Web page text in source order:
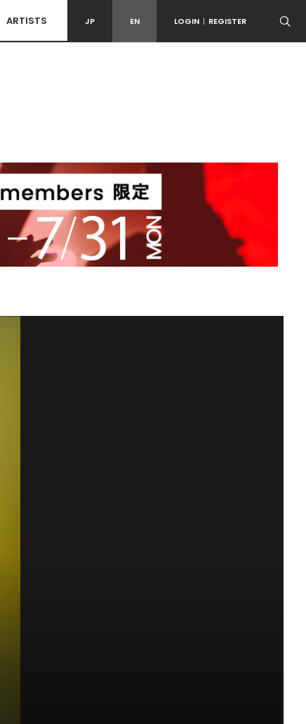
ARTISTS JP EN LOGIN | REGISTER